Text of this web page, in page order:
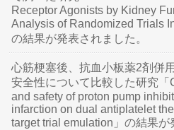
Receptor Agonists by Kidney
Analysis of Randomized Trials
の結果が発表されました。
心筋梗塞後、抗血小板薬2剤併
安全性について比較した研究
and safety of proton pump
infarction on dual antiplatelet
target trial emulation」の結果が